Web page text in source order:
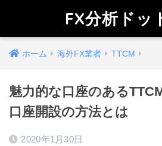
FX分析ドッ
ホーム 海外FX業者 TTCM
魅力的な口座のある
口座開設の方法とは
2020年1月30日